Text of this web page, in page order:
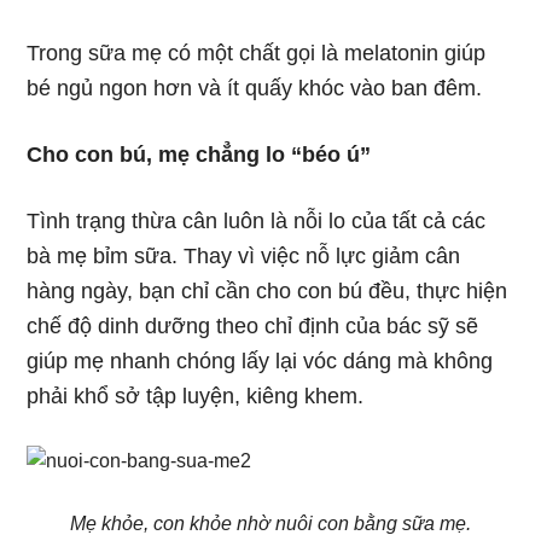
Trong sữa mẹ có một chất gọi là melatonin giúp
bé ngủ ngon hơn và ít quấy khóc vào ban đêm.
Cho con bú, mẹ chẳng lo “béo ú”
Tình trạng thừa cân luôn là nỗi lo của tất cả các
bà mẹ bỉm sữa. Thay vì việc nỗ lực giảm cân
hàng ngày, bạn chỉ cần cho con bú đều, thực hiện
chế độ dinh dưỡng theo chỉ định của bác sỹ sẽ
giúp mẹ nhanh chóng lấy lại vóc dáng mà không
phải khổ sở tập luyện, kiêng khem.
Mẹ khỏe, con khỏe nhờ nuôi con bằng sữa mẹ.